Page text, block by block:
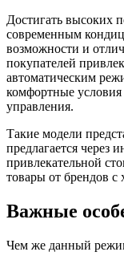
Достигать высоких
современным
возможности и
покупателей
автоматическим
комфортные
управления.
Такие модели
предлагается через
привлекательной
товары от брендов с
Важные
Чем же данный